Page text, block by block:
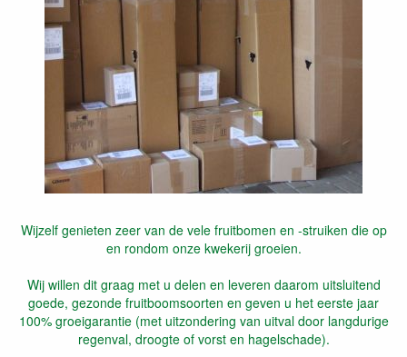
Wijzelf genieten zeer van de vele fruitbomen en -struiken die op
en rondom onze kwekerij groeien.
Wij willen dit graag met u delen en leveren daarom uitsluitend
goede, gezonde fruitboomsoorten en geven u het eerste jaar
100% groeigarantie (met uitzondering van uitval door langdurige
regenval, droogte of vorst en hagelschade).